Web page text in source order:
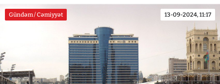
Gündəm / Cəmiyyət 13-09-2024, 11:17